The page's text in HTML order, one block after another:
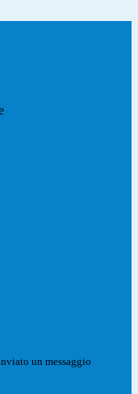
un messaggio